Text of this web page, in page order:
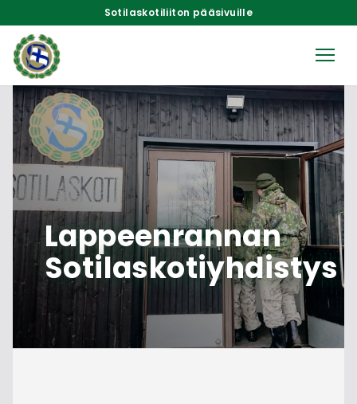
Sotilaskotiliiton pääsivuille
Lappeenrannan
Sotilaskotiyhdistys